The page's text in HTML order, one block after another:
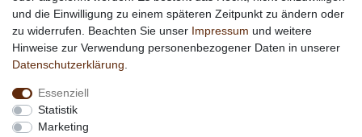
anderen Rabattaktionen
und die Einwilligung zu einem späteren Zeitpunkt zu ändern oder
zu widerrufen. Beachten Sie unser Impressum und weitere
Hinweise zur Verwendung personenbezogener Daten in unserer
Daten­schutz­erklärung
Essenziell
Statistik
Marketing